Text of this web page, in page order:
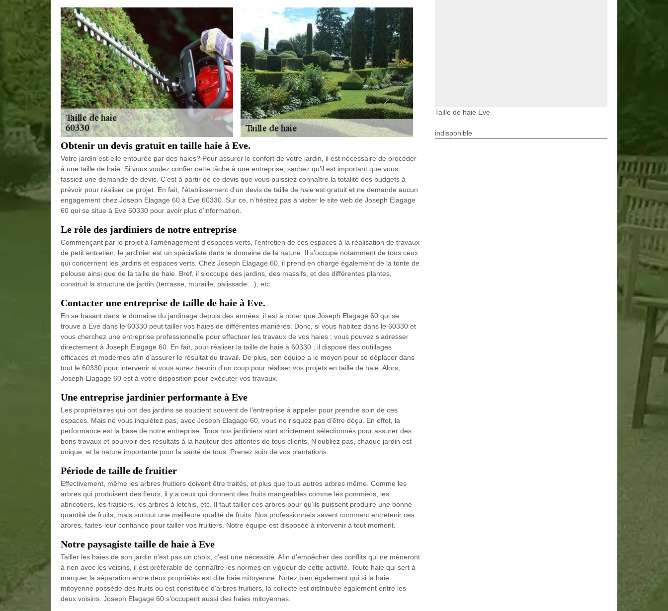
Obtenir un devis gratuit en taille haie à Eve.
Votre jardin est-elle entourée par des haies? Pour assurer le confort de votre jardin, il est nécessaire de procéder
à une taille de haie. Si vous voulez confier cette tâche à une entreprise, sachez qu’il est important que vous
fassiez une demande de devis. C’est à partir de ce devis que vous puissiez connaître la totalité des budgets à
prévoir pour réaliser ce projet. En fait, l’établissement d’un devis de taille de haie est gratuit et ne demande aucun
engagement chez Joseph Elagage 60 à Eve 60330. Sur ce, n’hésitez pas à visiter le site web de Joseph Elagage
60 qui se situe à Eve 60330 pour avoir plus d’information.
Le rôle des jardiniers de notre entreprise
Commençant par le projet à l'aménagement d'espaces verts, l'entretien de ces espaces à la réalisation de travaux
de petit entretien, le jardinier est un spécialiste dans le domaine de la nature. Il s’occupe notamment de tous ceux
qui concernent les jardins et espaces verts. Chez Joseph Elagage 60, il prend en charge également de la tonte de
pelouse ainsi que de la taille de haie. Bref, il s’occupe des jardins, des massifs, et des différentes plantes,
construit la structure de jardin (terrasse, muraille, palissade…), etc.
Contacter une entreprise de taille de haie à Eve.
En se basant dans le domaine du jardinage depuis des années, il est à noter que Joseph Elagage 60 qui se
trouve à Eve dans le 60330 peut tailler vos haies de différentes manières. Donc, si vous habitez dans le 60330 et
vous cherchez une entreprise professionnelle pour effectuer les travaux de vos haies ; vous pouvez s’adresser
directement à Joseph Elagage 60. En fait, pour réaliser la taille de haie à 60330 ; il dispose des outillages
efficaces et modernes afin d’assurer le résultat du travail. De plus, son équipe a le moyen pour se déplacer dans
tout le 60330 pour intervenir si vous aurez besoin d’un coup pour réaliser vos projets en taille de haie. Alors,
Joseph Elagage 60 est à votre disposition pour exécuter vos travaux.
Une entreprise jardinier performante à Eve
Les propriétaires qui ont des jardins se soucient souvent de l’entreprise à appeler pour prendre soin de ces
espaces. Mais ne vous inquiétez pas, avec Joseph Elagage 60, vous ne risquez pas d’être déçu. En effet, la
performance est la base de notre entreprise. Tous nos jardiniers sont strictement sélectionnés pour assurer des
bons travaux et pourvoir des résultats à la hauteur des attentes de tous clients. N’oubliez pas, chaque jardin est
unique, et la nature importante pour la santé de tous. Prenez soin de vos plantations.
Période de taille de fruitier
Effectivement, même les arbres fruitiers doivent être traités, et plus que tous autres arbres même. Comme les
arbres qui produisent des fleurs, il y a ceux qui donnent des fruits mangeables comme les pommiers, les
abricotiers, les fraisiers, les arbres à letchis, etc. Il faut tailler ces arbres pour qu’ils puissent produire une bonne
quantité de fruits, mais surtout une meilleure qualité de fruits. Nos professionnels savent comment entretenir ces
arbres, faites-leur confiance pour tailler vos fruitiers. Notre équipe est disposée à intervenir à tout moment.
Notre paysagiste taille de haie à Eve
Tailler les haies de son jardin n'est pas un choix, c’est une nécessité. Afin d’empêcher des conflits qui ne mèneront
à rien avec les voisins, il est préférable de connaître les normes en vigueur de cette activité. Toute haie qui sert à
marquer la séparation entre deux propriétés est dite haie mitoyenne. Notez bien également qui si la haie
mitoyenne possède des fruits ou est constituée d'arbres fruitiers, la collecte est distribuée également entre les
deux voisins. Joseph Elagage 60 s’occupent aussi des haies mitoyennes.
Taille de haie Eve
indisponible